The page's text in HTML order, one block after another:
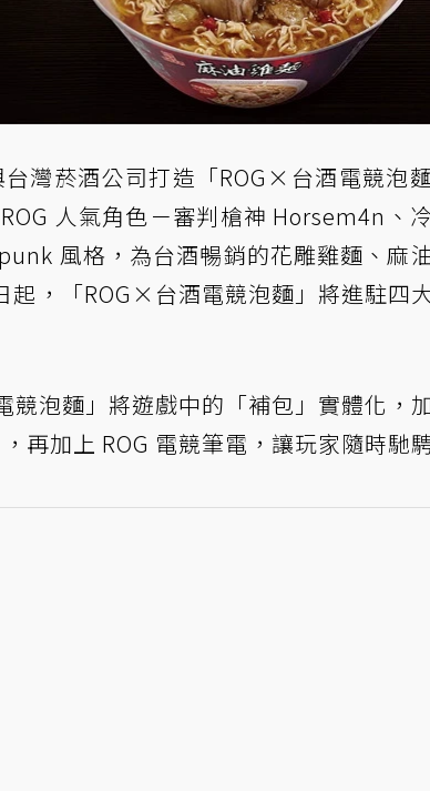
灣菸酒公司打造「ROG×台酒電競泡
人氣角色－審判槍神 Horsem4n、
風格，為台酒暢銷的花雕雞麵、麻
，「ROG×台酒電競泡麵」將進駐四
競泡麵」將遊戲中的「補包」實體化，
再加上 ROG 電競筆電，讓玩家隨時馳